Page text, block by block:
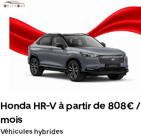
Honda HR-V à partir de 808€ /
mois
Véhicules hybrides